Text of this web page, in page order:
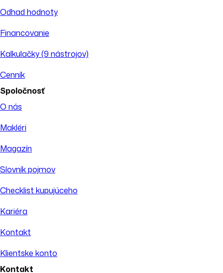
Odhad hodnoty
Financovanie
Kalkulačky (9 nástrojov)
Cenník
Spoločnosť
O nás
Makléri
Magazín
Slovník pojmov
Checklist kupujúceho
Kariéra
Kontakt
Klientske konto
Kontakt